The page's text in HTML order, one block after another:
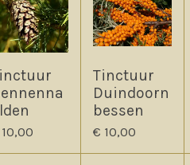
Tinctuur
Duindoorn
bessen
€ 10,00